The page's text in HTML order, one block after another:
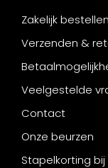
Zakelijk bestellen
Verzenden &
Veelgestelde
Contact
Onze beurzen
Stapelkorting